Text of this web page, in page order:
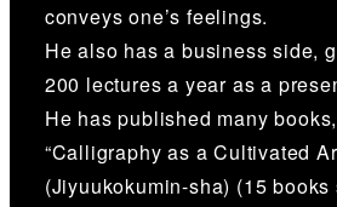
conveys one’s feelings.
He also has a business side,
200 lectures a year as a
He has published many
“Calligraphy as a Cultivated
(Jiyuukokumin-sha) (15 books